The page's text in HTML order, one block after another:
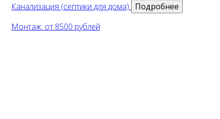
Канализация (септики для дома)
Подробнее
Монтаж: от 8500 рублей